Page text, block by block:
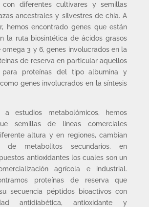
con diferentes cultivares y semillas
ancestrales y silvestres de chía. A
hemos encontrado genes que están
la ruta biosintética de ácidos grasos
3 y 6, genes involucrados en la
de reserva en particular aquellos
para proteínas del tipo albumina y
genes involucrados en la síntesis
a estudios metabolómicos, hemos
semillas de líneas comerciales
altura y en regiones, cambian
de metabolitos secundarios, en
antioxidantes los cuales son un
agrícola e industrial.
proteínas de reserva que
secuencia péptidos bioactivos con
antidiabética, antioxidante y